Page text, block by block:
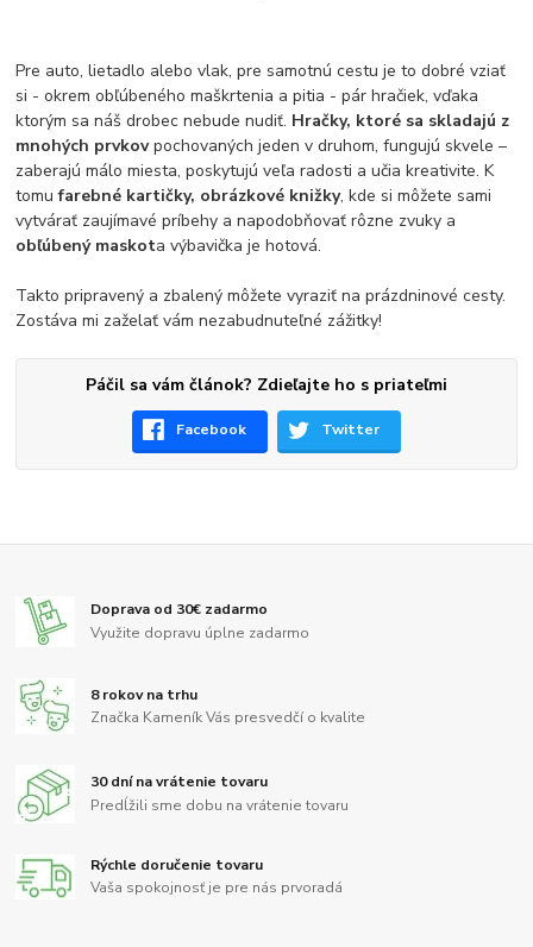
Pre auto, lietadlo alebo vlak, pre samotnú cestu je to dobré vziať
si - okrem obľúbeného maškrtenia a pitia - pár hračiek, vďaka
ktorým sa náš drobec nebude nudiť. Hračky, ktoré sa skladajú z
mnohých prvkovpochovaných jeden v druhom, fungujú skvele –
zaberajú málo miesta, poskytujú veľa radosti a učia kreativite. K
tomufarebné kartičky, obrázkové knižky, kde si môžete sami
vytvárať zaujímavé príbehy a napodobňovať rôzne zvuky a
obľúbený maskota výbavička je hotová.
Takto pripravený a zbalený môžete vyraziť na prázdninové cesty.
Zostáva mi zaželať vám nezabudnuteľné zážitky!
Páčil sa vám článok? Zdieľajte ho s priateľmi
Facebook Twitter
Doprava od 30€ zadarmo
Využite dopravu úplne zadarmo
8 rokov na trhu
Značka Kameník Vás presvedčí o kvalite
30 dní na vrátenie tovaru
Predĺžili sme dobu na vrátenie tovaru
Rýchle doručenie tovaru
Vaša spokojnosť je pre nás prvoradá